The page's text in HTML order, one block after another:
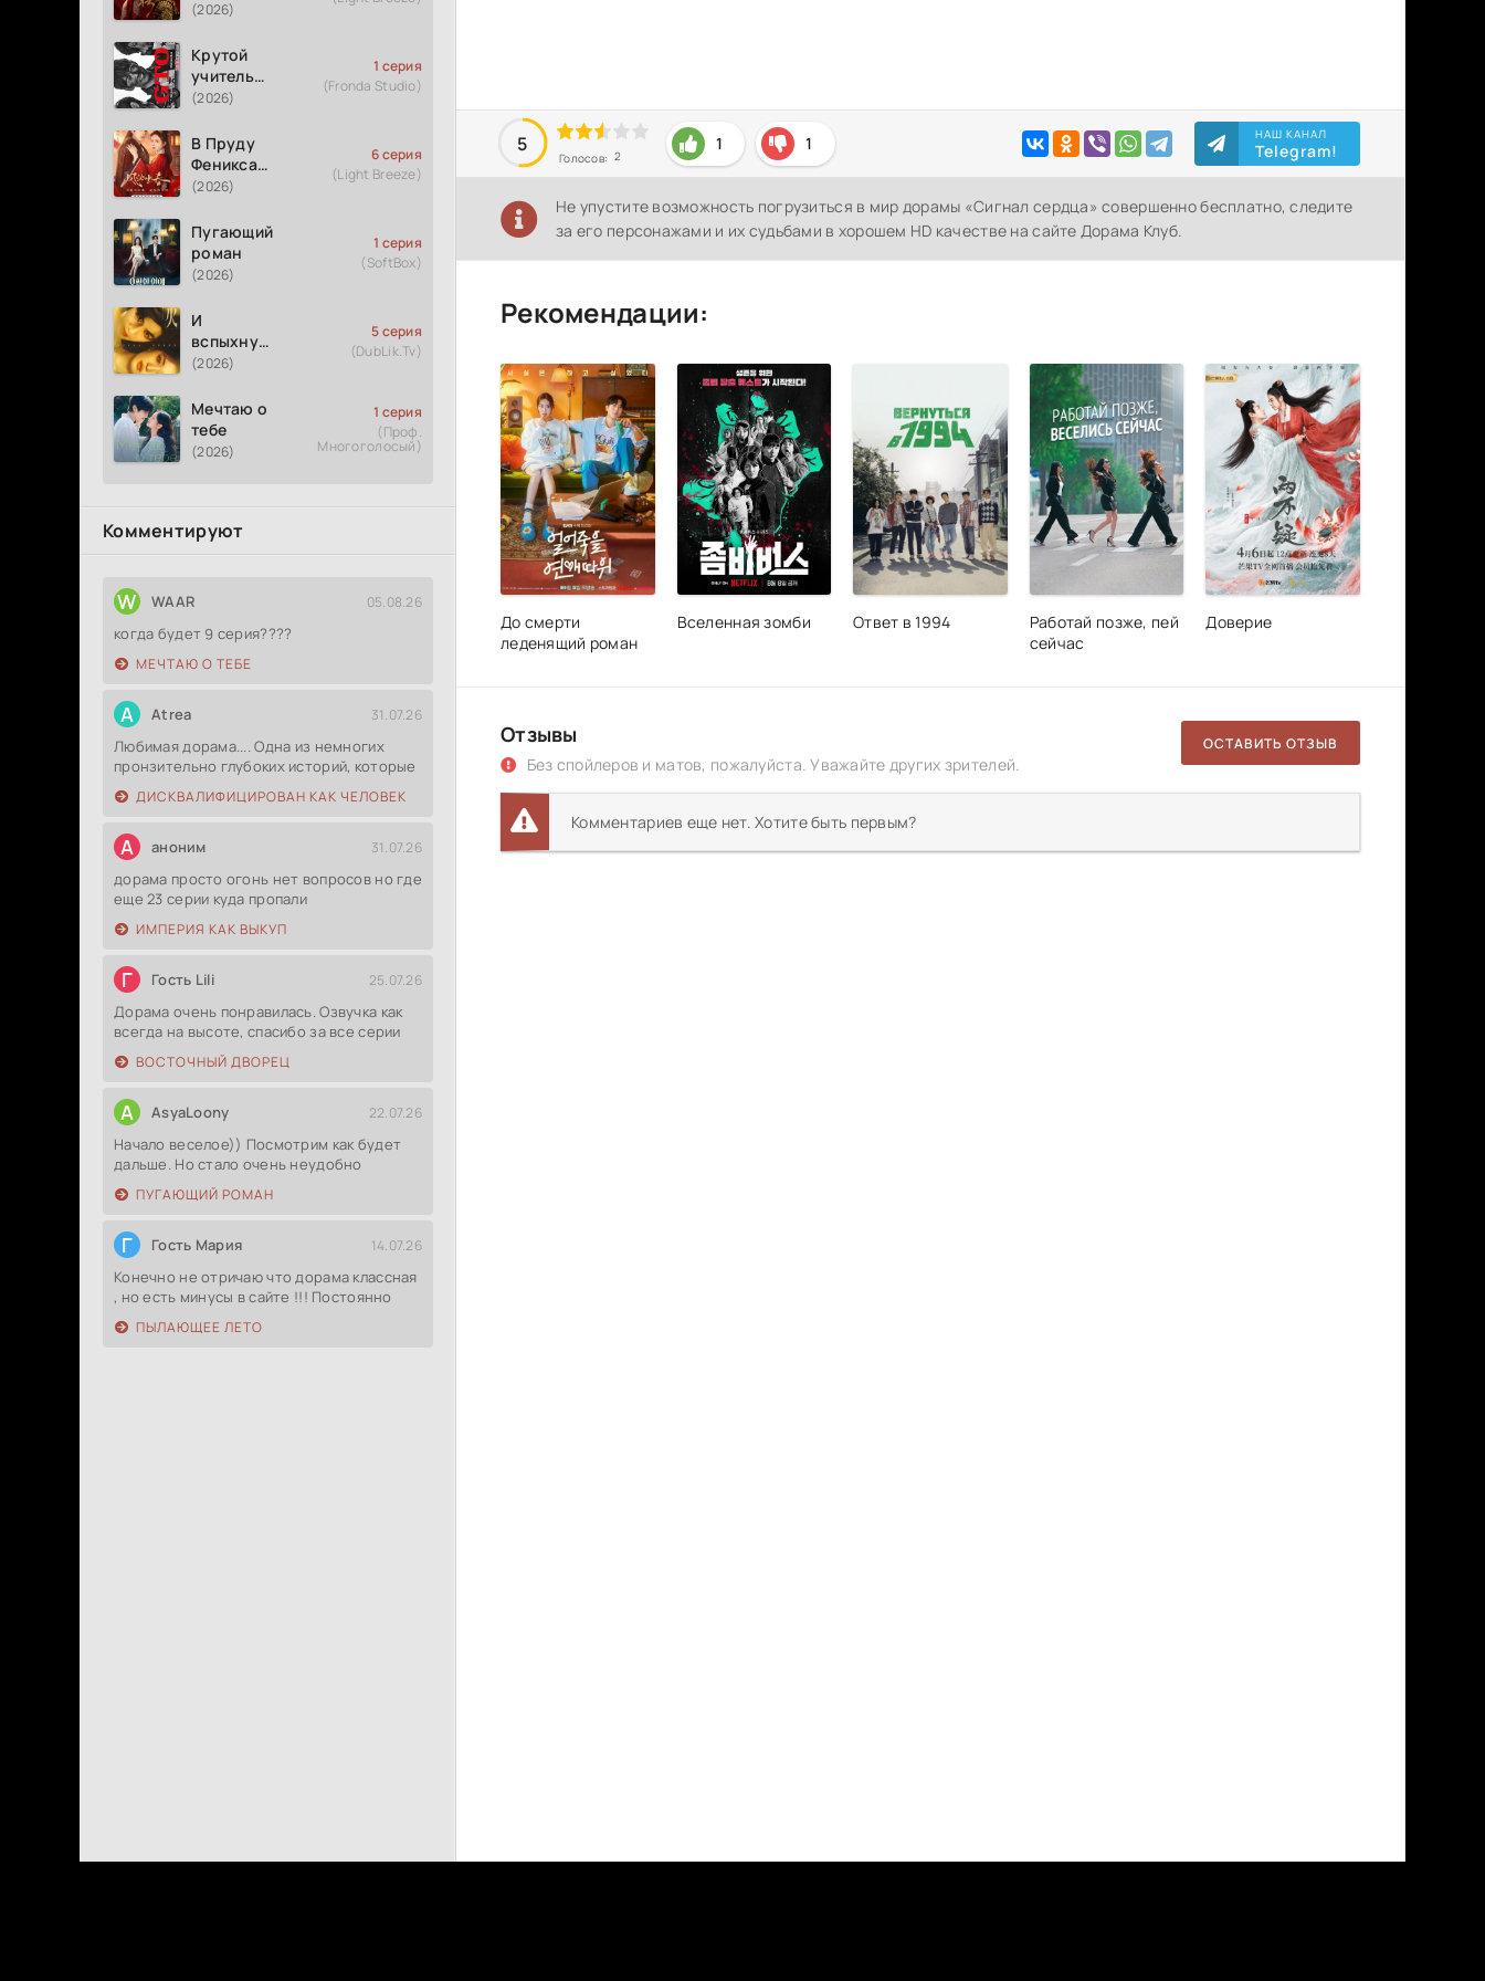
(2026)
Крутой
учитель
Онидзука
(2026)
(2026)
1 серия
(Fronda Studio)
В Пруду
Феникса
рождается
(2026)
6 серия
(Light Breeze)
Пугающий
роман
(2026)
1 серия
(SoftBox)
И
вспыхнуло
пламя
(2026)
5 серия
(DubLik.Tv)
Мечтаю о
тебе
(2026)
1 серия
(Проф.
Многоголосый)
Комментируют
W WAAR 05.08.26
когда будет 9 серия????
МЕЧТАЮ О ТЕБЕ
A Atrea 31.07.26
Любимая дорама.... Одна из немногих
пронзительно глубоких историй, которые
ДИСКВАЛИФИЦИРОВАН КАК ЧЕЛОВЕК
А аноним 31.07.26
дорама просто огонь нет вопросов но где
еще 23 серии куда пропали
ИМПЕРИЯ КАК ВЫКУП
Г Гость Lili 25.07.26
Дорама очень понравилась. Озвучка как
всегда на высоте, спасибо за все серии
ВОСТОЧНЫЙ ДВОРЕЦ
A AsyaLoony 22.07.26
Начало веселое)) Посмотрим как будет
дальше. Но стало очень неудобно
ПУГАЮЩИЙ РОМАН
Г Гость Мария 14.07.26
Конечно не отричаю что дорама классная
, но есть минусы в сайте !!! Постоянно
ПЫЛАЮЩЕЕ ЛЕТО
5
Голосов: 2
1 1 НАШ КАНАЛ
Telegram!
Не упустите возможность погрузиться в мир дорамы «Сигнал сердца» совершенно бесплатно, следите
за его персонажами и их судьбами в хорошем HD качестве на сайте Дорама Клуб.
Рекомендации:
До смерти
леденящий роман
Вселенная зомби Ответ в 1994
Работай позже, пей
сейчас
Доверие
Отзывы
Без спойлеров и матов, пожалуйста. Уважайте других зрителей.
ОСТАВИТЬ ОТЗЫВ
Комментариев еще нет. Хотите быть первым?